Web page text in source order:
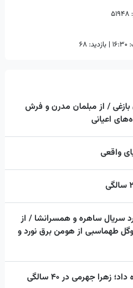
51948
۱۶:۳۰ | بازدید: 68
/ از مبلمان مدرن و فرش
اعیانی
واقعی
سریال ساهره و همسرانشا / از
طهماسبی از هومن برق نورد و
جهرمی در ۴۰ سالگی